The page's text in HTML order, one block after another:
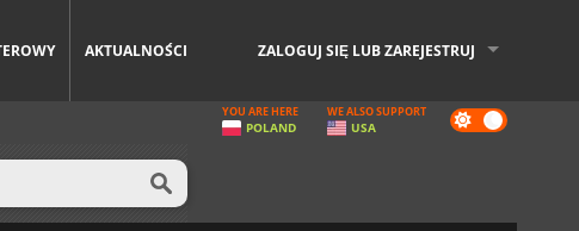
AKTUALNOŚCI ZALOGUJ SIĘ LUB ZAREJESTRUJ
Dark
mode
YOU ARE HERE
POLAND
WE ALSO SUPPORT
USA